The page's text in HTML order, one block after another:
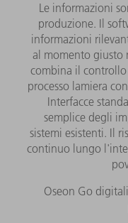
Le informazioni
produzione. Il
informazioni
al momento giusto
combina il
processo lamiera
Interfacce
semplice degli
sistemi esistenti. Il
continuo lungo
Oseon Go